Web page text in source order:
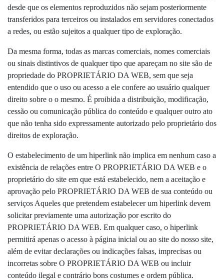
desde que os elementos reproduzidos não sejam posteriormente
transferidos para terceiros ou instalados em servidores conectados
a redes, ou estão sujeitos a qualquer tipo de exploração.
Da mesma forma, todas as marcas comerciais, nomes comerciais
ou sinais distintivos de qualquer tipo que apareçam no site são de
propriedade do PROPRIETÁRIO DA WEB, sem que seja
entendido que o uso ou acesso a ele confere ao usuário qualquer
direito sobre o o mesmo. É proibida a distribuição, modificação,
cessão ou comunicação pública do conteúdo e qualquer outro ato
que não tenha sido expressamente autorizado pelo proprietário dos
direitos de exploração.
O estabelecimento de um hiperlink não implica em nenhum caso a
existência de relações entre O PROPRIETÁRIO DA WEB e o
proprietário do site em que está estabelecido, nem a aceitação e
aprovação pelo PROPRIETÁRIO DA WEB de sua conteúdo ou
serviços Aqueles que pretendem estabelecer um hiperlink devem
solicitar previamente uma autorização por escrito do
PROPRIETÁRIO DA WEB. Em qualquer caso, o hiperlink
permitirá apenas o acesso à página inicial ou ao site do nosso site,
além de evitar declarações ou indicações falsas, imprecisas ou
incorretas sobre O PROPRIETÁRIO DA WEB ou incluir
conteúdo ilegal e contrário bons costumes e ordem pública.